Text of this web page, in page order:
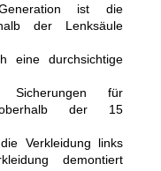
ist die
der Lenksäule
eine durchsichtige
für
oberhalb der 15
Verkleidung links
demontiert